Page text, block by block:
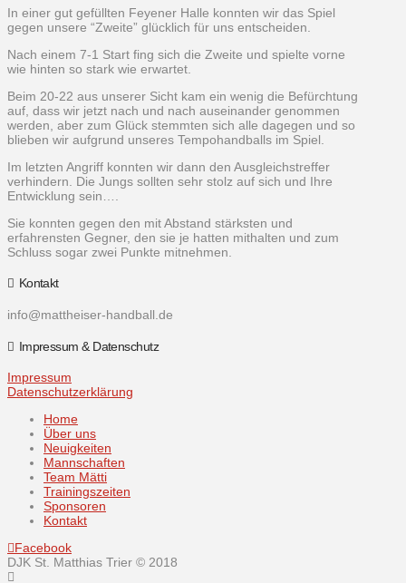
In einer gut gefüllten Feyener Halle konnten wir das Spiel
gegen unsere “Zweite” glücklich für uns entscheiden.
Nach einem 7-1 Start fing sich die Zweite und spielte vorne
wie hinten so stark wie erwartet.
Beim 20-22 aus unserer Sicht kam ein wenig die Befürchtung
auf, dass wir jetzt nach und nach auseinander genommen
werden, aber zum Glück stemmten sich alle dagegen und so
blieben wir aufgrund unseres Tempohandballs im Spiel.
Im letzten Angriff konnten wir dann den Ausgleichstreffer
verhindern. Die Jungs sollten sehr stolz auf sich und Ihre
Entwicklung sein….
Sie konnten gegen den mit Abstand stärksten und
erfahrensten Gegner, den sie je hatten mithalten und zum
Schluss sogar zwei Punkte mitnehmen.
Kontakt
info@mattheiser-handball.de
Impressum & Datenschutz
Impressum
Datenschutzerklärung
Home
Über uns
Neuigkeiten
Mannschaften
Team Mätti
Trainingszeiten
Sponsoren
Kontakt
Facebook
DJK St. Matthias Trier © 2018